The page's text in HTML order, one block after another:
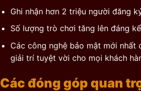
Ghi nhận hơn 2 triệu người đăng
Số lượng trò chơi tăng lên đáng
Các công nghệ bảo mật mới
giải trí tuyệt vời cho mọi khách
Các đóng góp quan